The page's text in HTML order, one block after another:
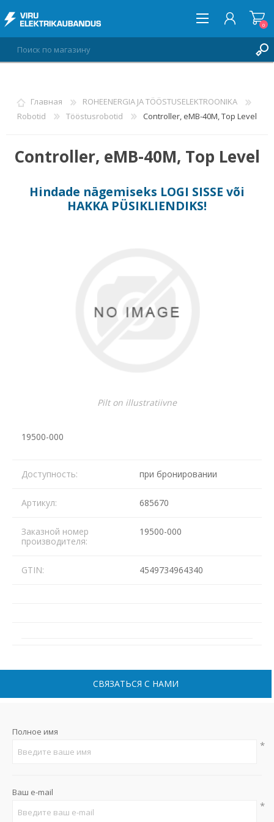
ВОЙТИ
СПИСОК ПОЖЕЛАНИЙ 0
0
Главная
ROHEENERGIA JA TÖÖSTUSELEKTROONIKA
Robotid
Tööstusrobotid Controller, eMB-40M, Top Level
Controller, eMB-40M, Top Level
Hindade nägemiseks LOGI SISSE või
HAKKA PÜSIKLIENDIKS!
Pilt on illustratiivne
19500-000
Доступность: при бронировании
Артикул: 685670
Заказной номер
производителя:
19500-000
GTIN: 4549734964340
СВЯЗАТЬСЯ С НАМИ
Полное имя
*
Ваш e-mail
*